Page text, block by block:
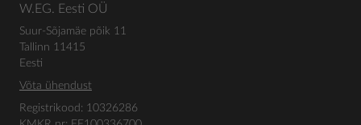
W.EG. Eesti OÜ
Suur-Sõjamäe põik 11
Tallinn 11415
Eesti
Võta ühendust
Registrikood: 10326286